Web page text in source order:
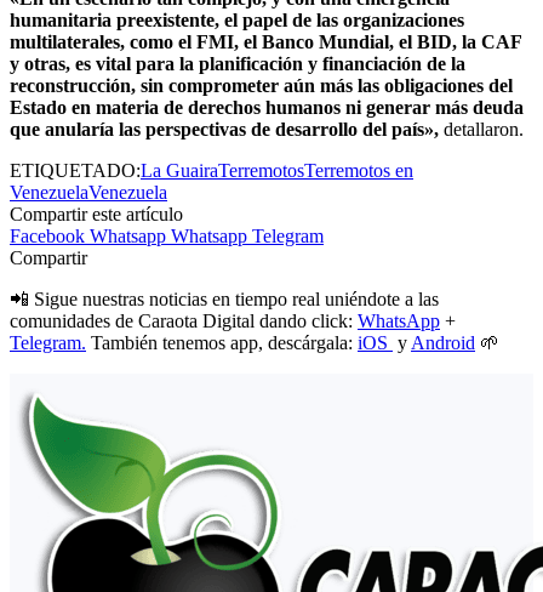
humanitaria preexistente, el papel de las organizaciones
multilaterales, como el FMI, el Banco Mundial, el BID, la CAF
y otras, es vital para la planificación y financiación de la
reconstrucción, sin comprometer aún más las obligaciones del
Estado en materia de derechos humanos ni generar más deuda
que anularía las perspectivas de desarrollo del país», detallaron.
ETIQUETADO:La GuairaTerremotosTerremotos en
VenezuelaVenezuela
Compartir este artículo
Facebook Whatsapp Whatsapp Telegram
Compartir
📲 Sigue nuestras noticias en tiempo real uniéndote a las
comunidades de Caraota Digital dando click: WhatsApp +
Telegram. También tenemos app, descárgala: iOS y Android 🌱